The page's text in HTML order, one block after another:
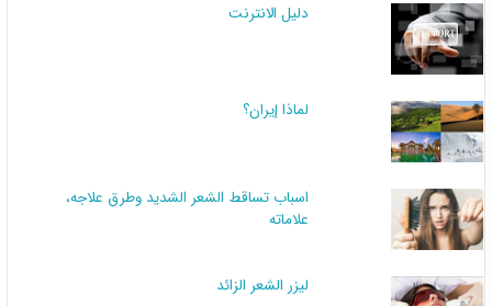
دليل الانترنت
لماذا إيران؟
اسباب تساقط الشعر الشديد وطرق علاجه،
علاماته
لیزر الشعر الزائد